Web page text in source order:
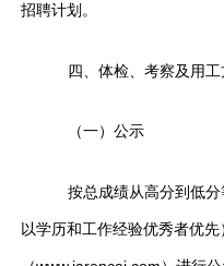
招聘计划。
四、体检、考察及用工
（一）公示
按总成绩从高分到低
以学历和工作经验优秀者优